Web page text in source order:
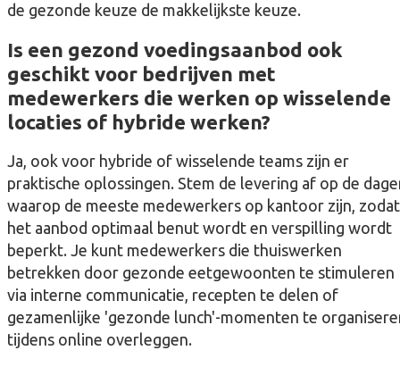
de gezonde keuze de makkelijkste keuze.
Is een gezond voedingsaanbod ook
geschikt voor bedrijven met
medewerkers die werken op wisselende
locaties of hybride werken?
Ja, ook voor hybride of wisselende teams zijn er
praktische oplossingen. Stem de levering af op de
waarop de meeste medewerkers op kantoor zijn, zodat
het aanbod optimaal benut wordt en verspilling wordt
beperkt. Je kunt medewerkers die thuiswerken
betrekken door gezonde eetgewoonten te stimuleren
via interne communicatie, recepten te delen of
gezamenlijke 'gezonde lunch'-momenten te
tijdens online overleggen.